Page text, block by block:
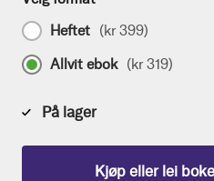
Heftet (kr 399)
Allvit ebok (kr 319)
På lager
Kjøp eller lei